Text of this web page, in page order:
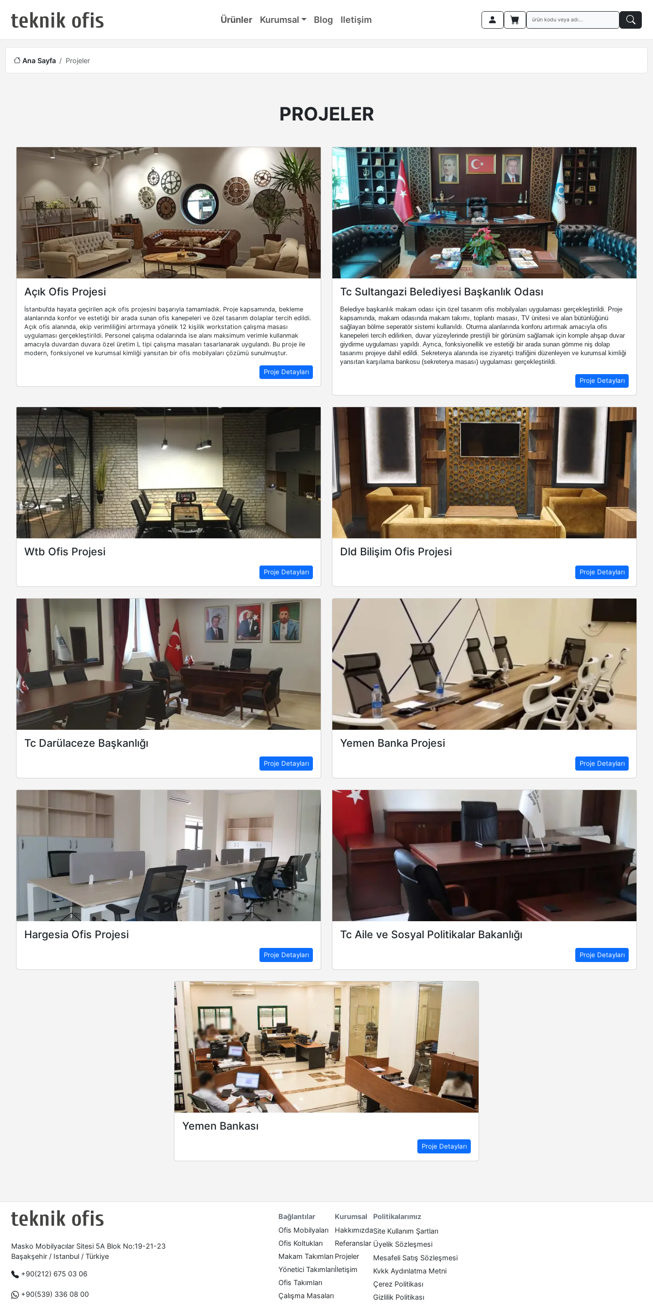
Ürünler Kurumsal Blog Iletişim
Ana Sayfa Projeler
PROJELER
Açık Ofis Projesi
İstanbul’da hayata geçirilen açık ofis projesini başarıyla tamamladık. Proje kapsamında, bekleme
alanlarında konfor ve estetiği bir arada sunan ofis kanepeleri ve özel tasarım dolaplar tercih edildi.
Açık ofis alanında, ekip verimliliğini artırmaya yönelik 12 kişilik workstation çalışma masası
uygulaması gerçekleştirildi. Personel çalışma odalarında ise alanı maksimum verimle kullanmak
amacıyla duvardan duvara özel üretim L tipi çalışma masaları tasarlanarak uygulandı. Bu proje ile
modern, fonksiyonel ve kurumsal kimliği yansıtan bir ofis mobilyaları çözümü sunulmuştur.
Proje Detayları
Tc Sultangazi Belediyesi Başkanlık Odası
Belediye başkanlık makam odası için özel tasarım ofis mobilyaları uygulaması gerçekleştirildi. Proje
kapsamında, makam odasında makam takımı, toplantı masası, TV ünitesi ve alan bütünlüğünü
sağlayan bölme seperatör sistemi kullanıldı. Oturma alanlarında konforu artırmak amacıyla ofis
kanepeleri tercih edilirken, duvar yüzeylerinde prestijli bir görünüm sağlamak için komple ahşap duvar
giydirme uygulaması yapıldı. Ayrıca, fonksiyonellik ve estetiği bir arada sunan gömme niş dolap
tasarımı projeye dahil edildi. Sekreterya alanında ise ziyaretçi trafiğini düzenleyen ve kurumsal kimliği
yansıtan karşılama bankosu (sekreterya masası) uygulaması gerçekleştirildi.
Proje Detayları
Wtb Ofis Projesi
Proje Detayları
Dld Bilişim Ofis Projesi
Proje Detayları
Tc Darülaceze Başkanlığı
Proje Detayları
Yemen Banka Projesi
Proje Detayları
Hargesia Ofis Projesi
Proje Detayları
Tc Aile ve Sosyal Politikalar Bakanlığı
Proje Detayları
Yemen Bankası
Proje Detayları
Masko Mobilyacılar Sitesi 5A Blok No:19-21-23
Başakşehir / Istanbul / Türkiye
+90(212) 675 03 06
+90(539) 336 08 00
Bağlantılar
Ofis Mobilyaları
Ofis Koltukları
Makam Takımları
Yönetici Takımları
Ofis Takımları
Çalışma Masaları
Kurumsal
Hakkımızda
Referanslar
Projeler
İletişim
Politikalarımız
Site Kullanım Şartları
Üyelik Sözleşmesi
Mesafeli Satış Sözleşmesi
Kvkk Aydınlatma Metni
Çerez Politikası
Gizlilik Politikası